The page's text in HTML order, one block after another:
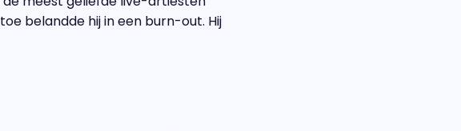
belandde hij in een burn-out. Hij